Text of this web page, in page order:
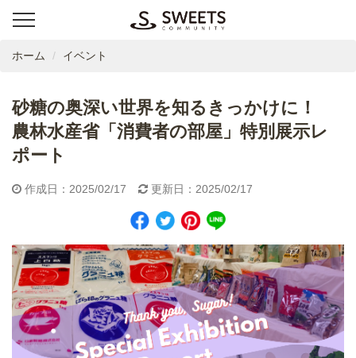
ホーム イベント
砂糖の奥深い世界を知るきっかけに！
農林水産省「消費者の部屋」特別展示レ
ポート
作成日：2025/02/17 更新日：2025/02/17